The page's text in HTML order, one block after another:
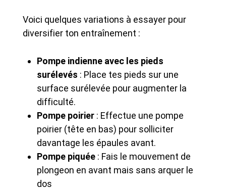
Voici quelques variations à essayer pour
diversifier ton entraînement :
Pompe indienne avec les pieds
surélevés : Place tes pieds sur une
surface surélevée pour augmenter la
difficulté.
Pompe poirier : Effectue une pompe
poirier (tête en bas) pour solliciter
davantage les épaules avant.
Pompe piquée : Fais le mouvement de
plongeon en avant mais sans arquer le
dos